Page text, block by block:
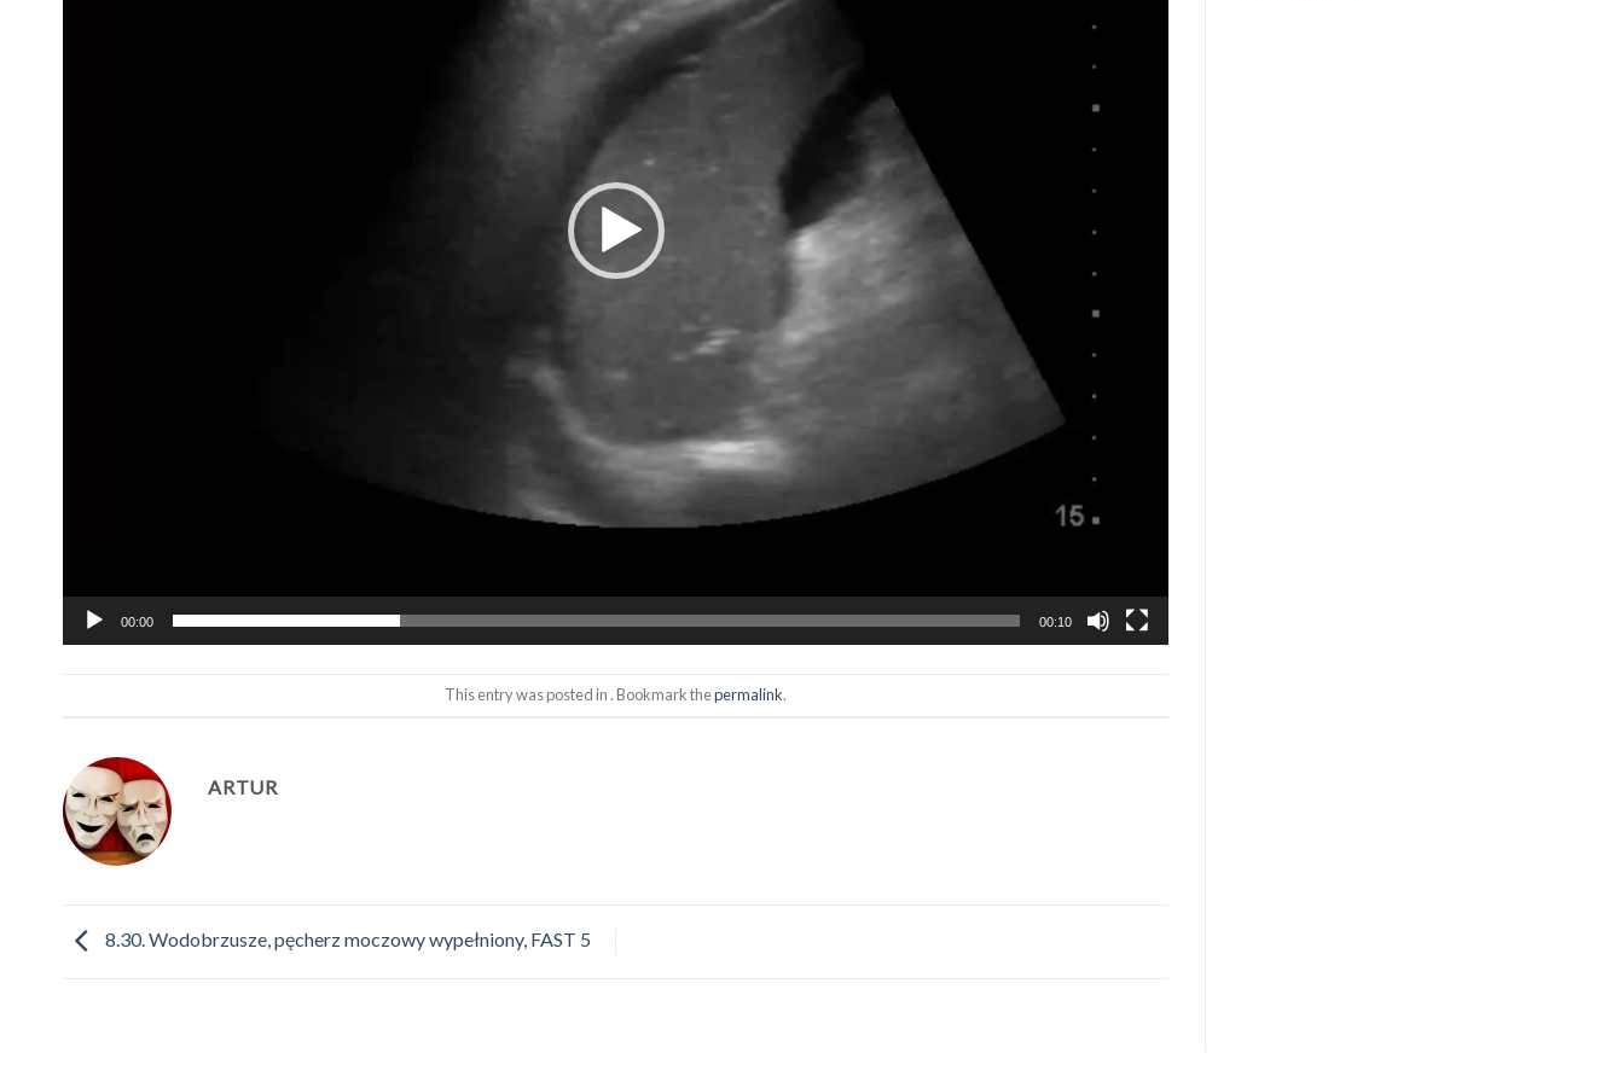
00:00 00:10
This entry was posted in . Bookmark thepermalink.
ARTUR
8.30. Wodobrzusze, pęcherz moczowy wypełniony, FAST 5